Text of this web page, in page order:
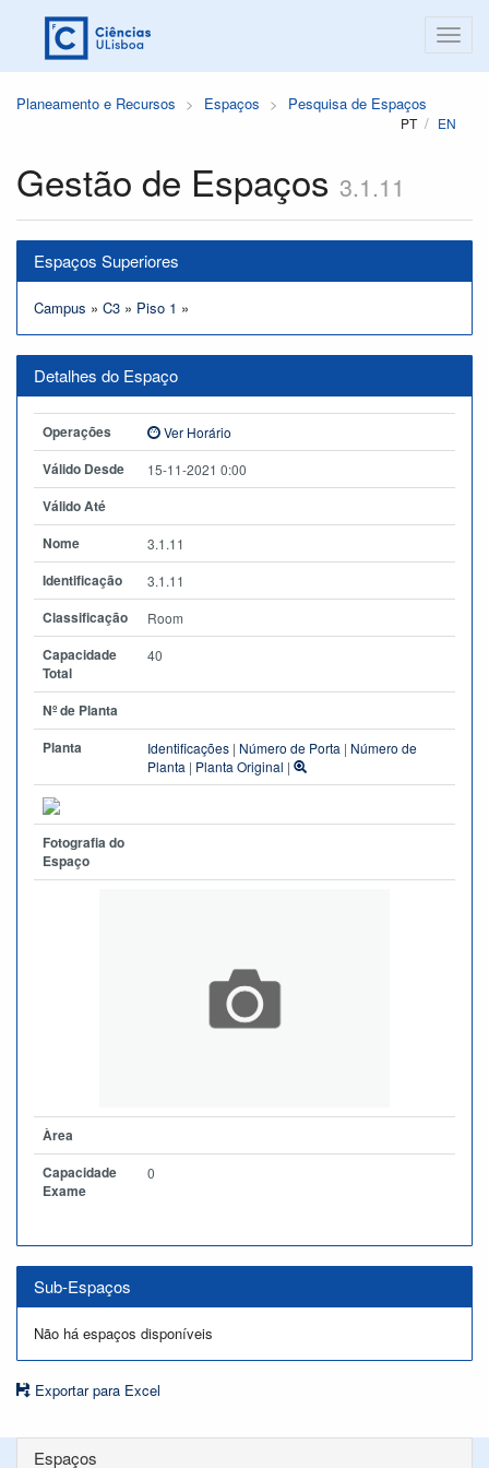
Planeamento e Recursos Espaços Pesquisa de Espaços
PT EN
Gestão de Espaços 3.1.11
Espaços Superiores
Campus » C3 » Piso 1 »
Detalhes do Espaço
Operações Ver Horário
Válido Desde 15-11-2021 0:00
Válido Até
Nome
3.1.11
Identificação 3.1.11
Classificação Room
Capacidade
Total
40
Nº de Planta
Planta
Identificações | Número de Porta | Número de
Planta | Planta Original |
Fotografia do
Espaço
Àrea
Capacidade
Exame
0
Sub-Espaços
Não há espaços disponíveis
Exportar para Excel
Espaços